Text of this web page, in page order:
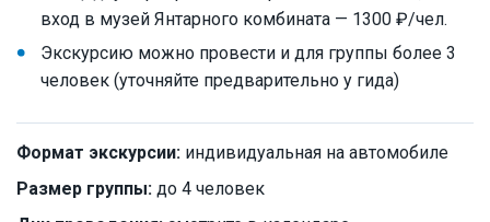
вход в музей Янтарного комбината — 1300 ₽/чел.
Экскурсию можно провести и для группы более 3
человек (уточняйте предварительно у гида)
Формат экскурсии: индивидуальная на автомобиле
Размер группы: до 4 человек